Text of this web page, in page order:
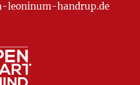
leoninum-handrup.de